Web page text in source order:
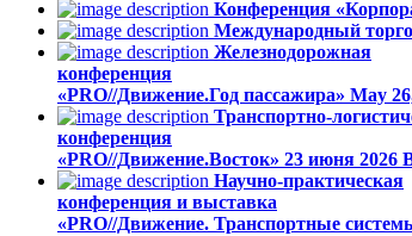
Конференция
Международный
Железнодорожная
конференция
«PRO//Движение.Год пассажира» May
Транспортно-
конференция
«PRO//Движение.Восток» 23 июня 2026
Научно-практическая
конференция и выставка
«PRO//Движение. Транспортные